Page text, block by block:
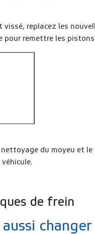
replacez les
pour remettre les
nettoyage du moyeu et le
de frein